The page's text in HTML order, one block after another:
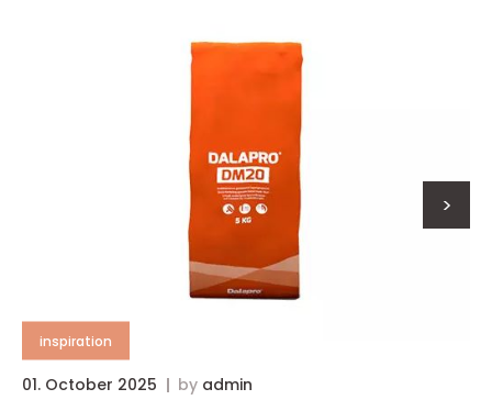
inspiration
01. October 2025 by admin
>